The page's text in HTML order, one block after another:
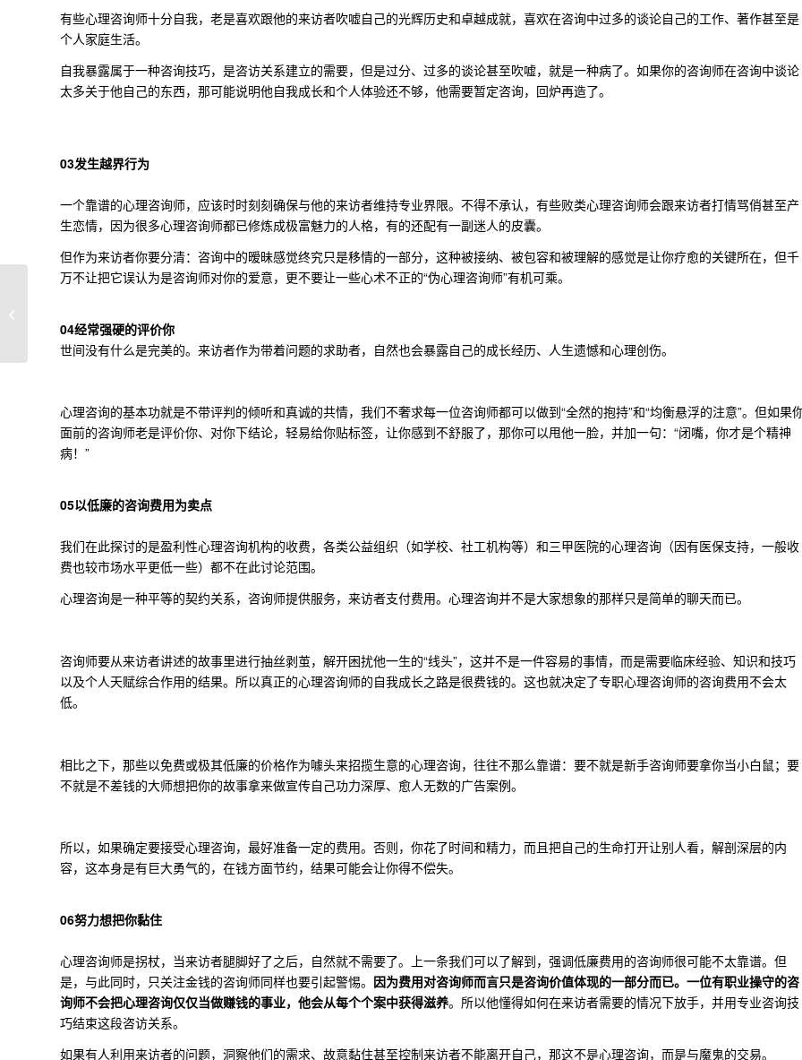
有些心理咨询师十分自我，老是喜欢跟他的来访者吹嘘自己的光辉历史和卓越成就，喜欢在咨询中过多的谈论自己的工作、著作甚至是
个人家庭生活。
自我暴露属于一种咨询技巧，是咨访关系建立的需要，但是过分、过多的谈论甚至吹嘘，就是一种病了。如果你的咨询师在咨询中谈论
太多关于他自己的东西，那可能说明他自我成长和个人体验还不够，他需要暂定咨询，回炉再造了。
03发生越界行为
一个靠谱的心理咨询师，应该时时刻刻确保与他的来访者维持专业界限。不得不承认，有些败类心理咨询师会跟来访者打情骂俏甚至产
生恋情，因为很多心理咨询师都已修炼成极富魅力的人格，有的还配有一副迷人的皮囊。
但作为来访者你要分清：咨询中的暧昧感觉终究只是移情的一部分，这种被接纳、被包容和被理解的感觉是让你疗愈的关键所在，但千
万不让把它误认为是咨询师对你的爱意，更不要让一些心术不正的“伪心理咨询师”有机可乘。
04经常强硬的评价你
世间没有什么是完美的。来访者作为带着问题的求助者，自然也会暴露自己的成长经历、人生遗憾和心理创伤。
心理咨询的基本功就是不带评判的倾听和真诚的共情，我们不奢求每一位咨询师都可以做到“全然的抱持”和“均衡悬浮的注意”。但如果
面前的咨询师老是评价你、对你下结论，轻易给你贴标签，让你感到不舒服了，那你可以甩他一脸，并加一句：“闭嘴，你才是个精神
病！”
05以低廉的咨询费用为卖点
我们在此探讨的是盈利性心理咨询机构的收费，各类公益组织（如学校、社工机构等）和三甲医院的心理咨询（因有医保支持，一般收
费也较市场水平更低一些）都不在此讨论范围。
心理咨询是一种平等的契约关系，咨询师提供服务，来访者支付费用。心理咨询并不是大家想象的那样只是简单的聊天而已。
咨询师要从来访者讲述的故事里进行抽丝剥茧，解开困扰他一生的“线头”，这并不是一件容易的事情，而是需要临床经验、知识和技巧
以及个人天赋综合作用的结果。所以真正的心理咨询师的自我成长之路是很费钱的。这也就决定了专职心理咨询师的咨询费用不会太
低。
相比之下，那些以免费或极其低廉的价格作为噱头来招揽生意的心理咨询，往往不那么靠谱：要不就是新手咨询师要拿你当小白鼠；要
不就是不差钱的大师想把你的故事拿来做宣传自己功力深厚、愈人无数的广告案例。
所以，如果确定要接受心理咨询，最好准备一定的费用。否则，你花了时间和精力，而且把自己的生命打开让别人看，解剖深层的内
容，这本身是有巨大勇气的，在钱方面节约，结果可能会让你得不偿失。
06努力想把你黏住
心理咨询师是拐杖，当来访者腿脚好了之后，自然就不需要了。上一条我们可以了解到，强调低廉费用的咨询师很可能不太靠谱。但
是，与此同时，只关注金钱的咨询师同样也要引起警惕。 因为费用对咨询师而言只是咨询价值体现的一部分而已。 一位有职业操守的咨
询师不会把心理咨询仅仅当做赚钱的事业，他会从每个个案中获得滋养。所以他懂得如何在来访者需要的情况下放手，并用专业咨询技
巧结束这段咨访关系。
如果有人利用来访者的问题，洞察他们的需求、故意黏住甚至控制来访者不能离开自己，那这不是心理咨询，而是与魔鬼的交易。